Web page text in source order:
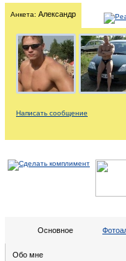
Анкета: Александр
Написать сообщение
Основное
Обо мне